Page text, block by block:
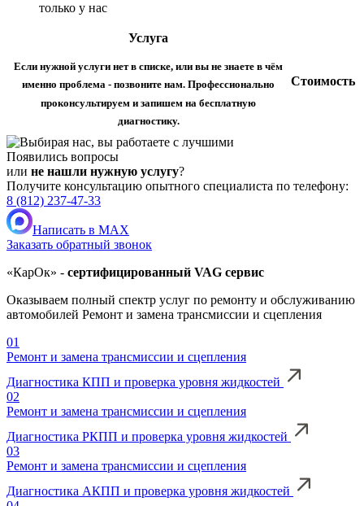
только у нас
Услуга
Если нужной услуги нет в списке, или вы не знаете в чём
именно проблема - позвоните нам. Профессионально
проконсультируем и запишем на бесплатную
диагностику.
Стоимость
Появились вопросы
или не нашли нужную услугу?
Получите консультацию опытного специалиста по телефону:
8 (812) 237-47-33
Написать в MAX
Заказать обратный звонок
«КарОк» - сертифицированный VAG сервис
Оказываем полный спектр услуг по ремонту и обслуживанию
автомобилей Ремонт и замена трансмиссии и сцепления
01
Ремонт и замена трансмиссии и сцепления
Диагностика КПП и проверка уровня жидкостей
02
Ремонт и замена трансмиссии и сцепления
Диагностика РКПП и проверка уровня жидкостей
03
Ремонт и замена трансмиссии и сцепления
Диагностика АКПП и проверка уровня жидкостей